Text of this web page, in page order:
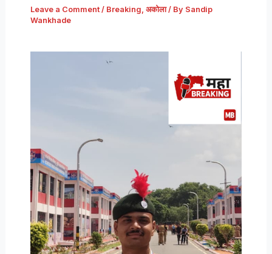
Leave a Comment / Breaking, अकोला/ By Sandip
Wankhade